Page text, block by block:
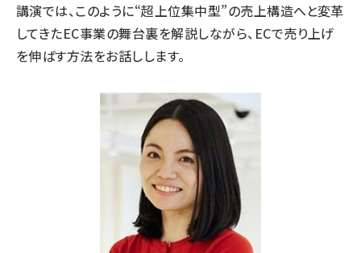
講演では、このように“超上位集中型”の売上構造へと変革
してきたEC事業の舞台裏を解説しながら、ECで売り上げ
を伸ばす方法をお話しします。